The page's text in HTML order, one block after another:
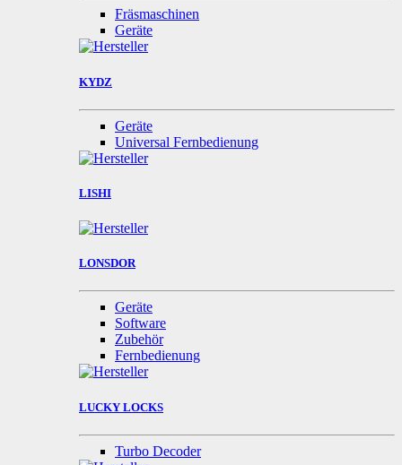
Fräsmaschinen
Geräte
KYDZ
Geräte
Universal Fernbedienung
LISHI
LONSDOR
Geräte
Software
Zubehör
Fernbedienung
LUCKY LOCKS
Turbo Decoder